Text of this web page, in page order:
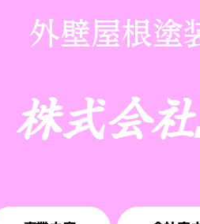
外壁屋根
株式会社